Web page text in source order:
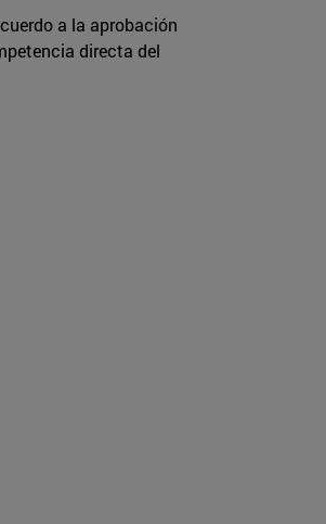
a la aprobación
directa del